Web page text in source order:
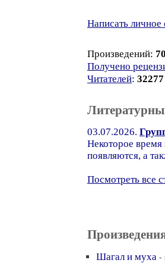
Написать
Произведений: 70
Получено
Читателей: 32277
03.07.2026.
Некоторое время
появляются, а
Посмотреть все
Шагал и муха -